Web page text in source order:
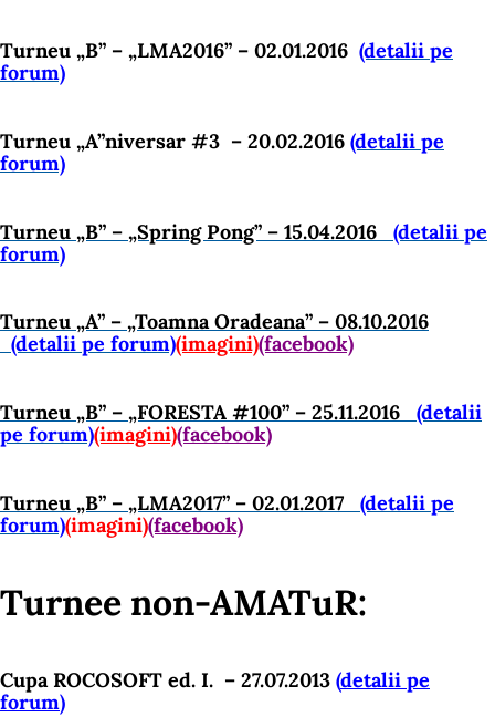
Turneu „B” – „LMA2016” – 02.01.2016 (detalii pe
forum)
Turneu „A”niversar #3 – 20.02.2016 (detalii pe
forum)
Turneu „B” – „Spring Pong” – 15.04.2016 (detalii pe
forum)
Turneu „A” – „Toamna Oradeana” – 08.10.2016
(detalii pe forum)(imagini)(facebook)
Turneu „B” – „FORESTA #100” – 25.11.2016
(detalii
pe forum)(imagini)(facebook)
Turneu „B” – „LMA2017” – 02.01.2017
(detalii pe
forum)(imagini)(facebook)
Turnee non-AMATuR:
Cupa ROCOSOFT ed. I. – 27.07.2013 (detalii pe
forum)